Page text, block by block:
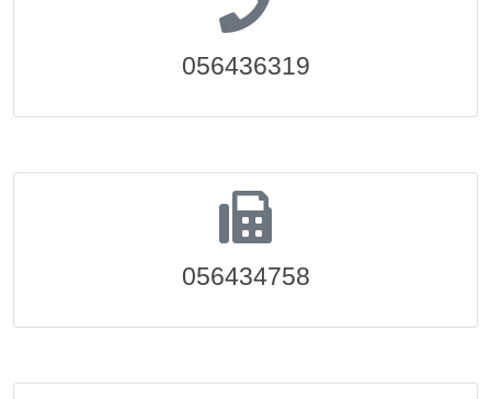
056436319
056434758